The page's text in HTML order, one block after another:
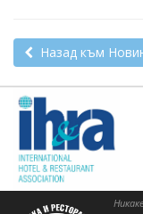
Назад към